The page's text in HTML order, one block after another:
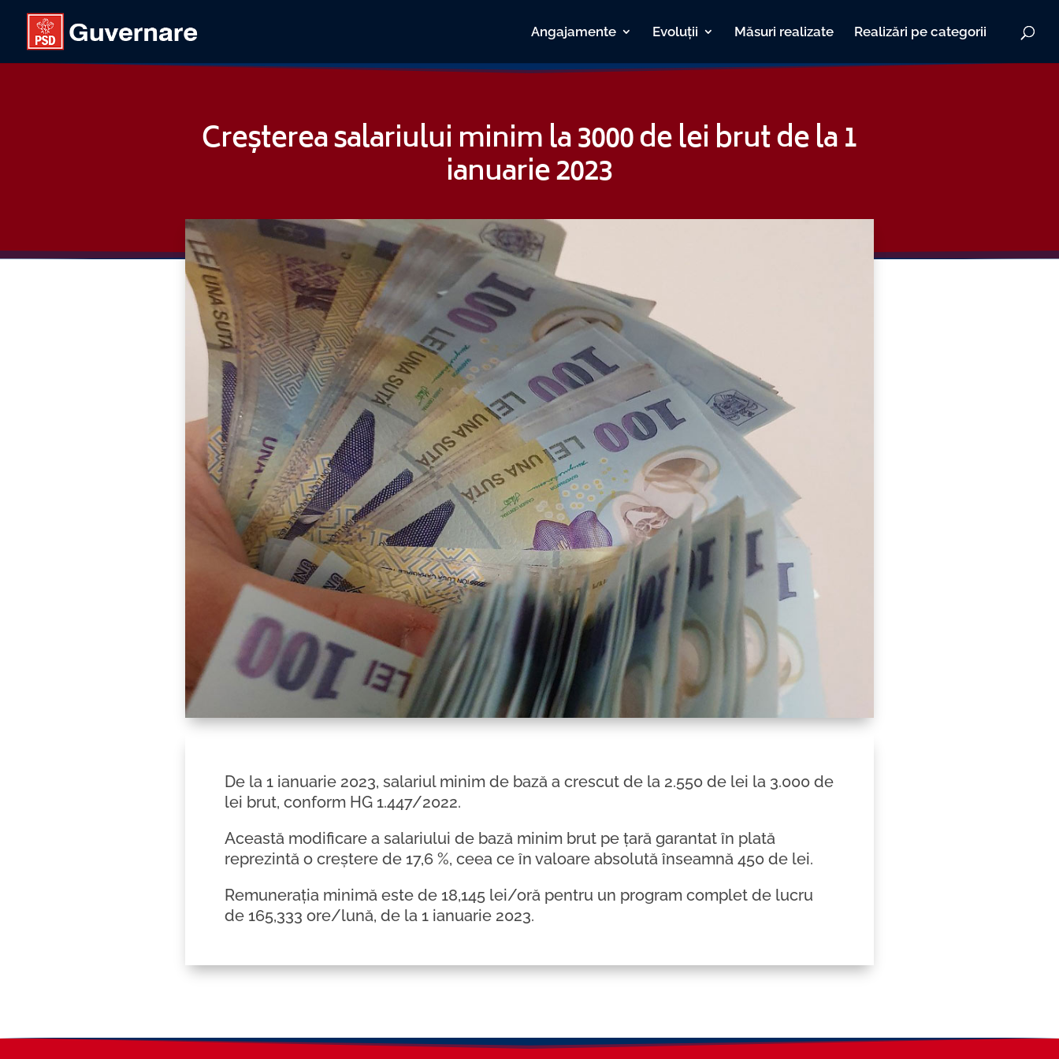
Angajamente Evoluții Măsuri realizate Realizări pe categorii
Creșterea salariului minim la 3000 de lei brut de la 1
ianuarie 2023
De la 1 ianuarie 2023, salariul minim de bază a crescut de la 2.550 de lei la 3.000 de
lei brut, conform HG 1.447/2022.
Această modificare a salariului de bază minim brut pe țară garantat în plată
reprezintă o creștere de 17,6 %, ceea ce în valoare absolută înseamnă 450 de lei.
Remunerația minimă este de 18,145 lei/oră pentru un program complet de lucru
de 165,333 ore/lună, de la 1 ianuarie 2023.